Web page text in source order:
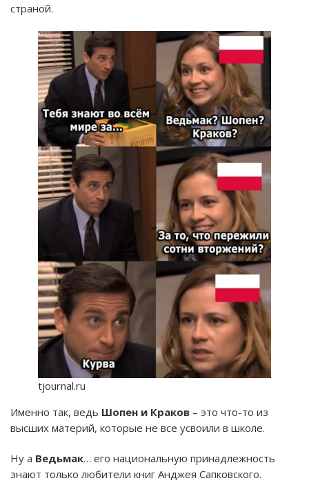
страной.
tjournal.ru
Именно так, ведь Шопен и Краков – это что-то из
высших материй, которые не все усвоили в школе.
Ну а Ведьмак… его национальную принадлежность
знают только любители книг Анджея Сапковского.